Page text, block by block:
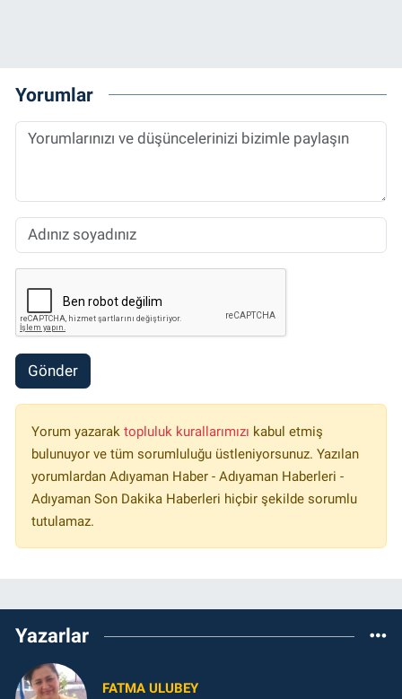
Yorumlar
Gönder
Yorum yazarak topluluk kurallarımızı kabul etmiş
bulunuyor ve tüm sorumluluğu üstleniyorsunuz. Yazılan
yorumlardan Adıyaman Haber - Adıyaman Haberleri -
Adıyaman Son Dakika Haberleri hiçbir şekilde sorumlu
tutulamaz.
Yazarlar
FATMA ULUBEY